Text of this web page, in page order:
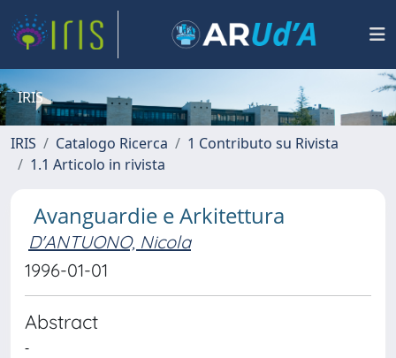
IRIS
IRIS Catalogo Ricerca
1 Contributo su Rivista
1.1 Articolo in rivista
Avanguardie e Arkitettura
D'ANTUONO, Nicola
1996-01-01
Abstract
-